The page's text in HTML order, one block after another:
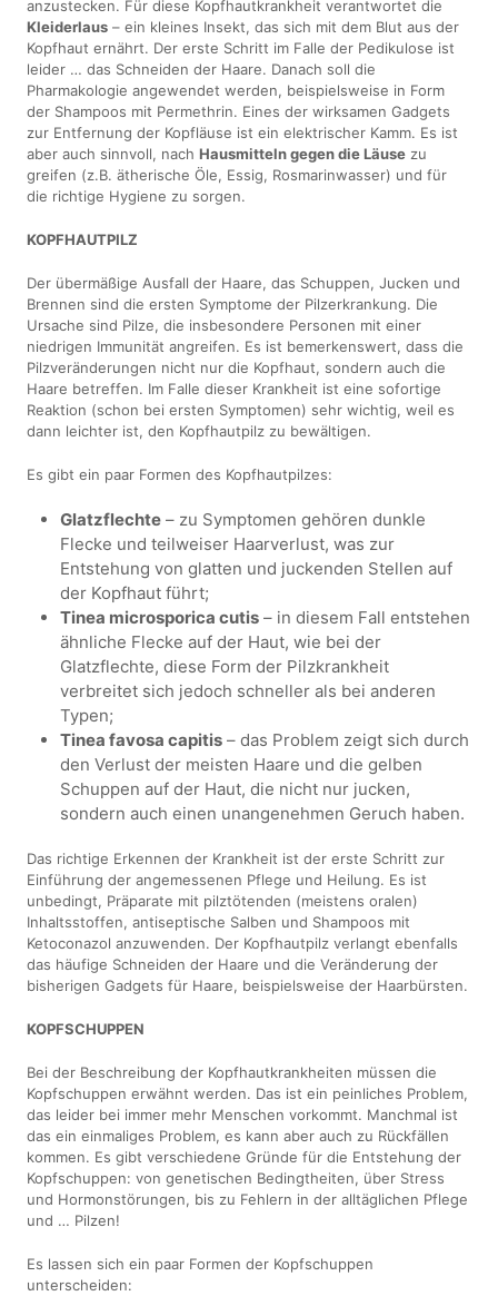
anzustecken. Für diese Kopfhautkrankheit verantwortet die
Kleiderlaus – ein kleines Insekt, das sich mit dem Blut aus der
Kopfhaut ernährt. Der erste Schritt im Falle der Pedikulose ist
leider … das Schneiden der Haare. Danach soll die
Pharmakologie angewendet werden, beispielsweise in Form
der Shampoos mit Permethrin. Eines der wirksamen Gadgets
zur Entfernung der Kopfläuse ist ein elektrischer Kamm. Es ist
aber auch sinnvoll, nachHausmitteln gegen die Läuse zu
greifen (z.B. ätherische Öle, Essig, Rosmarinwasser) und für
die richtige Hygiene zu sorgen.
KOPFHAUTPILZ
Der übermäßige Ausfall der Haare, das Schuppen, Jucken und
Brennen sind die ersten Symptome der Pilzerkrankung. Die
Ursache sind Pilze, die insbesondere Personen mit einer
niedrigen Immunität angreifen. Es ist bemerkenswert, dass die
Pilzveränderungen nicht nur die Kopfhaut, sondern auch die
Haare betreffen. Im Falle dieser Krankheit ist eine sofortige
Reaktion (schon bei ersten Symptomen) sehr wichtig, weil es
dann leichter ist, den Kopfhautpilz zu bewältigen.
Es gibt ein paar Formen des Kopfhautpilzes:
Glatzflechte – zu Symptomen gehören dunkle
Flecke und teilweiser Haarverlust, was zur
Entstehung von glatten und juckenden Stellen auf
der Kopfhaut führt;
Tinea microsporica cutis – in diesem Fall entstehen
ähnliche Flecke auf der Haut, wie bei der
Glatzflechte, diese Form der Pilzkrankheit
verbreitet sich jedoch schneller als bei anderen
Typen;
Tinea favosa capitis – das Problem zeigt sich durch
den Verlust der meisten Haare und die gelben
Schuppen auf der Haut, die nicht nur jucken,
sondern auch einen unangenehmen Geruch haben.
Das richtige Erkennen der Krankheit ist der erste Schritt zur
Einführung der angemessenen Pflege und Heilung. Es ist
unbedingt, Präparate mit pilztötenden (meistens oralen)
Inhaltsstoffen, antiseptische Salben und Shampoos mit
Ketoconazol anzuwenden. Der Kopfhautpilz verlangt ebenfalls
das häufige Schneiden der Haare und die Veränderung der
bisherigen Gadgets für Haare, beispielsweise der Haarbürsten.
KOPFSCHUPPEN
Bei der Beschreibung der Kopfhautkrankheiten müssen die
Kopfschuppen erwähnt werden. Das ist ein peinliches Problem,
das leider bei immer mehr Menschen vorkommt. Manchmal ist
das ein einmaliges Problem, es kann aber auch zu Rückfällen
kommen. Es gibt verschiedene Gründe für die Entstehung der
Kopfschuppen: von genetischen Bedingtheiten, über Stress
und Hormonstörungen, bis zu Fehlern in der alltäglichen Pflege
und … Pilzen!
Es lassen sich ein paar Formen der Kopfschuppen
unterscheiden: